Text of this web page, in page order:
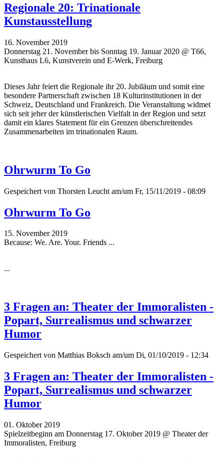
Regionale 20: Trinationale
Kunstausstellung
16. November 2019
Donnerstag 21. November bis Sonntag 19. Januar 2020 @ T66,
Kunsthaus L6, Kunstverein und E-Werk, Freiburg
Dieses Jahr feiert die Regionale ihr 20. Jubiläum und somit eine
besondere Partnerschaft zwischen 18 Kulturinstitutionen in der
Schweiz, Deutschland und Frankreich. Die Veranstaltung widmet
sich seit jeher der künstlerischen Vielfalt in der Region und setzt
damit ein klares Statement für ein Grenzen überschreitendes
Zusammenarbeiten im trinationalen Raum.
Ohrwurm To Go
Gespeichert von Thorsten Leucht am/um Fr, 15/11/2019 - 08:09
Ohrwurm To Go
15. November 2019
Because: We. Are. Your. Friends ...
...
3 Fragen an: Theater der Immoralisten -
Popart, Surrealismus und schwarzer
Humor
Gespeichert von Matthias Boksch am/um Di, 01/10/2019 - 12:34
3 Fragen an: Theater der Immoralisten -
Popart, Surrealismus und schwarzer
Humor
01. Oktober 2019
Spielzeitbeginn am Donnerstag 17. Oktober 2019 @ Theater der
Immoralisten, Freiburg